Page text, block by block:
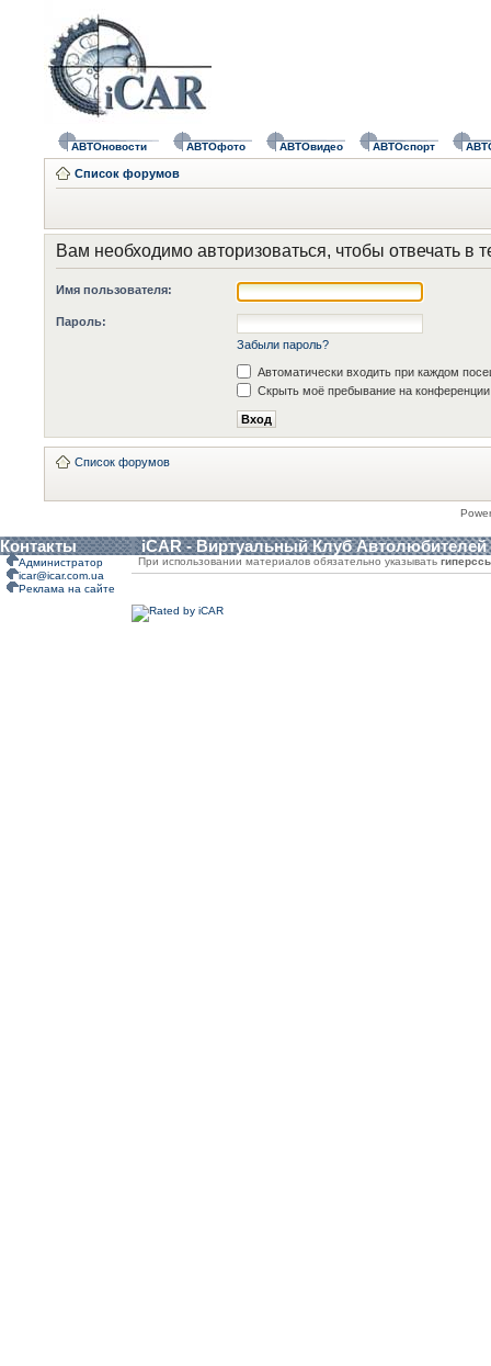
АВТОновости АВТОфото АВТОвидео АВТОспорт
Список форумов
Вам необходимо авторизоваться, чтобы отвечать в
Имя пользователя:
Пароль:
Забыли пароль?
Автоматически входить при каждом
Скрыть моё пребывание на конференции
Список форумов
Контакты iCAR - Виртуальный Клуб Автолюбителей
Администратор
icar@icar.com.ua
Реклама на сайте
При использовании материалов обязательно указывать